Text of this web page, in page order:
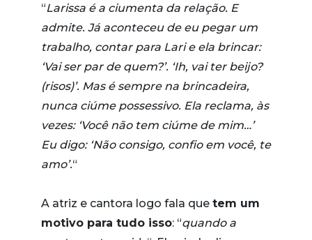
“Larissa é a ciumenta da relação. E
admite. Já aconteceu de eu pegar um
trabalho, contar para Lari e ela brincar:
‘Vai ser par de quem?’. ‘Ih, vai ter beijo?
(risos)’. Mas é sempre na brincadeira,
nunca ciúme possessivo. Ela reclama, às
vezes: ‘Você não tem ciúme de mim…’
Eu digo: ‘Não consigo, confio em você, te
amo’.“
A atriz e cantora logo fala que tem um
motivo para tudo isso: “quando a